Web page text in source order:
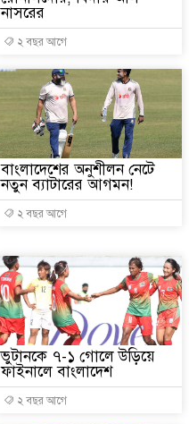
নাসরের
২ বছর আগে
বাংলাদেশের অনুশীলন নেটে
নতুন ব্যাটারের আগমন!
২ বছর আগে
ভুটানকে ৭-১ গোলে উড়িয়ে
ফাইনালে বাংলাদেশ
২ বছর আগে